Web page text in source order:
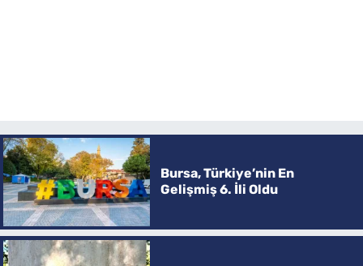
Bursa, Türkiye’nin En
Gelişmiş 6. İli Oldu